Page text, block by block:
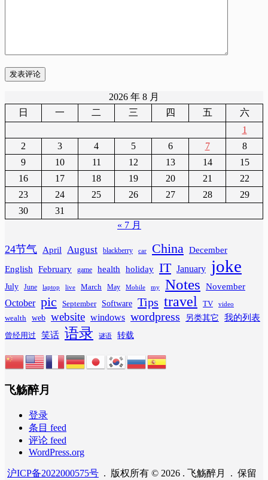
发表评论
2026 年 8 月
日
一 二 三 四 五
六
1
2
3 4 5 6 7
8
9
10 11 12 13 14
15
16
17 18 19 20 21
22
23
24 25 26 27 28
29
30
31
« 7 月
24节气 April August blackberry car China
December
English
February game health holiday IT January joke
July June laptop live March May Mobile my Notes November
October pic September Software Tips travel TV video
wealth web website windows wordpress 另类其它 我的列表
曾经用过 笑话 语录 谜语 转载
飞觞醉月
登录
条目 feed
评论 feed
WordPress.org
沪ICP备2022000575号 . 版权所有 © 2026 . 飞觞醉月 . 保留